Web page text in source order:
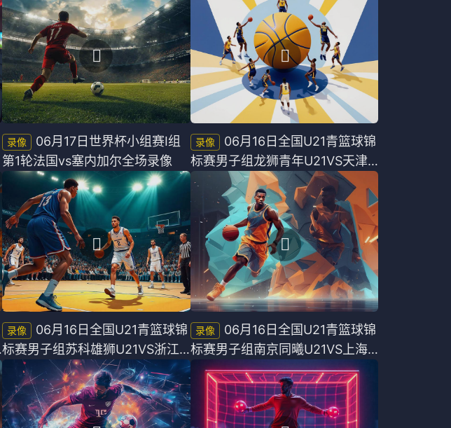
06月17日世界杯小组赛I组
第1轮法国vs塞内加尔全场录像
06月16日全国U21青篮球锦
标赛男子组龙狮青年U21VS天津
荣钢U21全场录像
06月16日全国U21青篮球锦
标赛男子组苏科雄狮U21VS浙江
广厦U21全场录像
06月16日全国U21青篮球锦
标赛男子组南京同曦U21VS上海
久事U21全场录像